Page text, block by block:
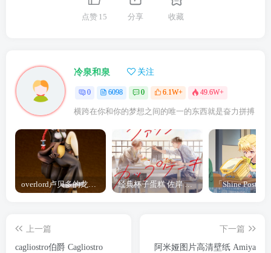
点赞 15 分享 收藏
冷泉和泉 关注
0 6098 0 6.1W+ 49.6W+
横跨在你和你的梦想之间的唯一的东西就是奋力拼搏
overlord卢贝多的龙王谁厉害 「Overlord」露普斯蕾琪娜·贝塔手办开订 经典杯子蛋糕 佐岸 漫画「经典杯子蛋糕」宣布真人日剧化
上一篇
cagliostro伯爵 Cagliostro
下一篇
阿米娅图片高清壁纸 Amiya